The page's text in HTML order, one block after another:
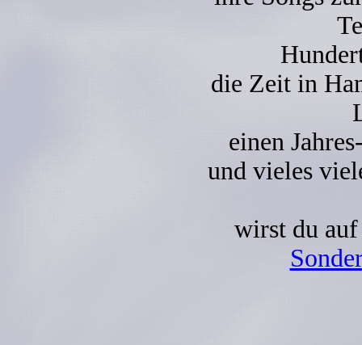
die Zeit in
einen
und vieles
wirst du